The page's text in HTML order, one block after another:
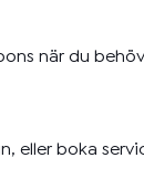
när du
eller boka